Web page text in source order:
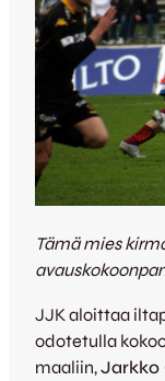
Tämä mies
JJK aloittaa
odotetulla
maaliin,Jarkko